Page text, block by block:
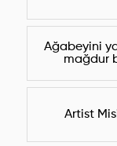
Ağabeyini
mağdur
Artist